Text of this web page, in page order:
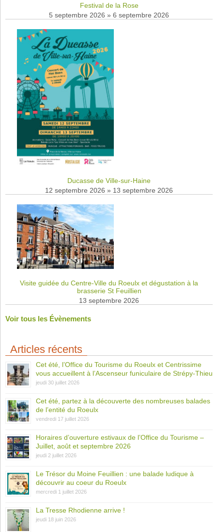
Festival de la Rose
5 septembre 2026 » 6 septembre 2026
Ducasse de Ville-sur-Haine
12 septembre 2026 » 13 septembre 2026
Visite guidée du Centre-Ville du Roeulx et dégustation à la
brasserie St Feuillien
13 septembre 2026
Voir tous les Évènements
Articles récents
Cet été, l’Office du Tourisme du Roeulx et Centrissime
vous accueillent à l’Ascenseur funiculaire de Strépy-Thieu
jeudi 30 juillet 2026
Cet été, partez à la découverte des nombreuses balades
de l’entité du Roeulx
vendredi 17 juillet 2026
Horaires d’ouverture estivaux de l’Office du Tourisme –
Juillet, août et septembre 2026
jeudi 2 juillet 2026
Le Trésor du Moine Feuillien : une balade ludique à
découvrir au coeur du Roeulx
mercredi 1 juillet 2026
La Tresse Rhodienne arrive !
jeudi 18 juin 2026